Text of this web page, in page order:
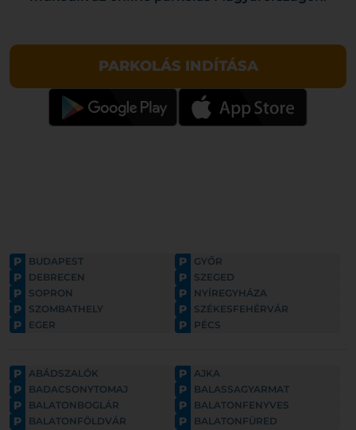
PARKOLÁS INDÍTÁSA
P BUDAPEST P GYŐR
P DEBRECEN P SZEGED
P SOPRON P NYÍREGYHÁZA
P SZOMBATHELY P SZÉKESFEHÉRVÁR
P EGER P PÉCS
P ABÁDSZALÓK P AJKA
P BADACSONYTOMAJ P BALASSAGYARMAT
P BALATONBOGLÁR P BALATONFENYVES
P BALATONFÖLDVÁR P BALATONFÜRED